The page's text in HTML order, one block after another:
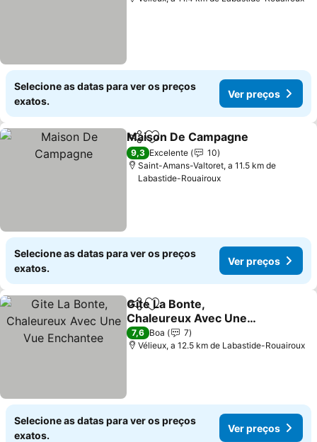
Selecione as datas para ver os preços
exatos.
Ver preços
PartilharAdicionar aos favoritos
Maison De Campagne
9,3 Excelente
10
Saint-Amans-Valtoret, a 11.5 km de
Labastide-Rouairoux
Selecione as datas para ver os preços
exatos.
Ver preços
PartilharAdicionar aos favoritos
Gite La Bonte,
Chaleureux Avec Une
Vue Enchantee
Ver preços
7,6 Boa
7
Vélieux, a 12.5 km de Labastide-Rouairoux
Selecione as datas para ver os preços
exatos.
Ver preços